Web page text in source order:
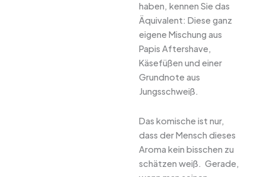
haben, kennen Sie das
Äquivalent: Diese ganz
eigene Mischung aus
Papis Aftershave,
Käsefüßen und einer
Grundnote aus
Jungsschweiß.
Das komische ist nur,
dass der Mensch dieses
Aroma kein bisschen zu
schätzen weiß. Gerade,